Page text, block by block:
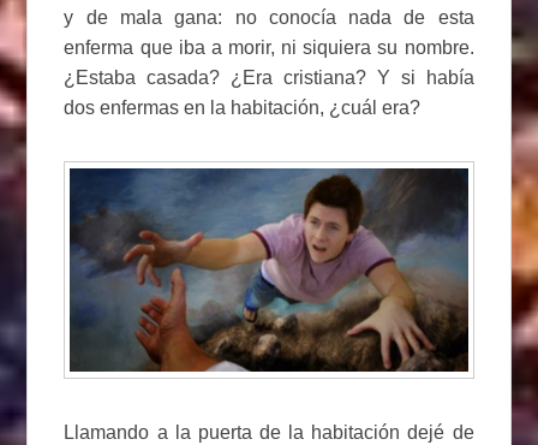
y de mala gana: no conocía nada de esta
enferma que iba a morir, ni siquiera su nombre.
¿Estaba casada? ¿Era cristiana? Y si había
dos enfermas en la habitación, ¿cuál era?
Llamando a la puerta de la habitación dejé de